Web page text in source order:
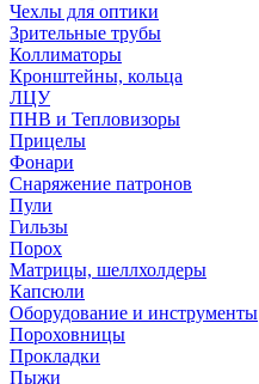
Чехлы для оптики
Зрительные трубы
Коллиматоры
Кронштейны, кольца
ЛЦУ
ПНВ и Тепловизоры
Прицелы
Фонари
Снаряжение патронов
Пули
Гильзы
Порох
Матрицы, шеллхолдеры
Капсюли
Оборудование и инструменты
Пороховницы
Прокладки
Пыжи